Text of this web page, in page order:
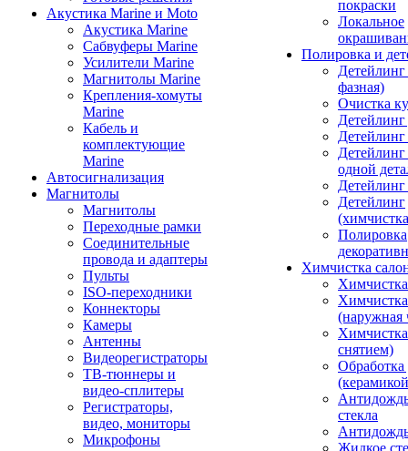
Акустика Marine и Moto
Акустика Marine
Сабвуферы Marine
Усилители Marine
Магнитолы Marine
Крепления-хомуты
Marine
Кабель и
комплектующие
Marine
Автосигнализация
Магнитолы
Магнитолы
Переходные рамки
Соединительные
провода и адаптеры
Пульты
ISO-переходники
Коннекторы
Камеры
Антенны
Видеорегистраторы
ТВ-тюннеры и
видео-сплитеры
Регистраторы,
видео, мониторы
Микрофоны
покраски
Локальное
Полировка и
фазная)
Очистка
Детейлинг
одной
Детейлинг
Полировка
Химчистка
(наружная
снятием)
Обработка
стекла
Жидкое